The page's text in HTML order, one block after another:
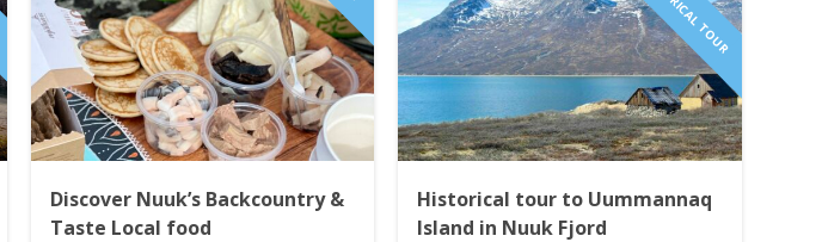
Discover Nuuk’s Backcountry &
Taste Local food
Historical tour to Uummannaq
Island in Nuuk Fjord